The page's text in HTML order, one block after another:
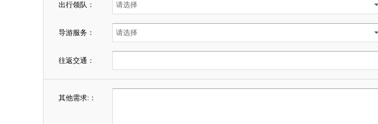
出行领队：
导游服务：
往返交通：
其他需求:：